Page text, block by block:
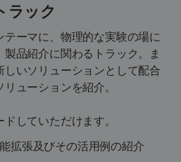
ラック
ーマに、物理的な実験の場に
品紹介に関わるトラック。ま
しいソリューションとして配合
ューションを紹介。
していただけます。
拡張及びその活用例の紹介